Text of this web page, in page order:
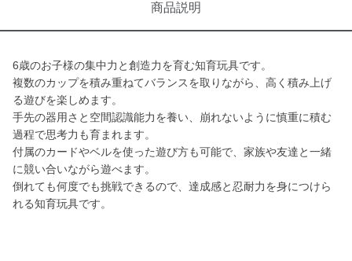
商品説明
6歳のお子様の集中力と創造力を育む知育玩具です。
複数のカップを積み重ねてバランスを取りながら、高く積み上げ
る遊びを楽しめます。
手先の器用さと空間認識能力を養い、崩れないように慎重に積む
過程で思考力も育まれます。
付属のカードやベルを使った遊び方も可能で、家族や友達と一緒
に競い合いながら遊べます。
倒れても何度でも挑戦できるので、達成感と忍耐力を身につけら
れる知育玩具です。